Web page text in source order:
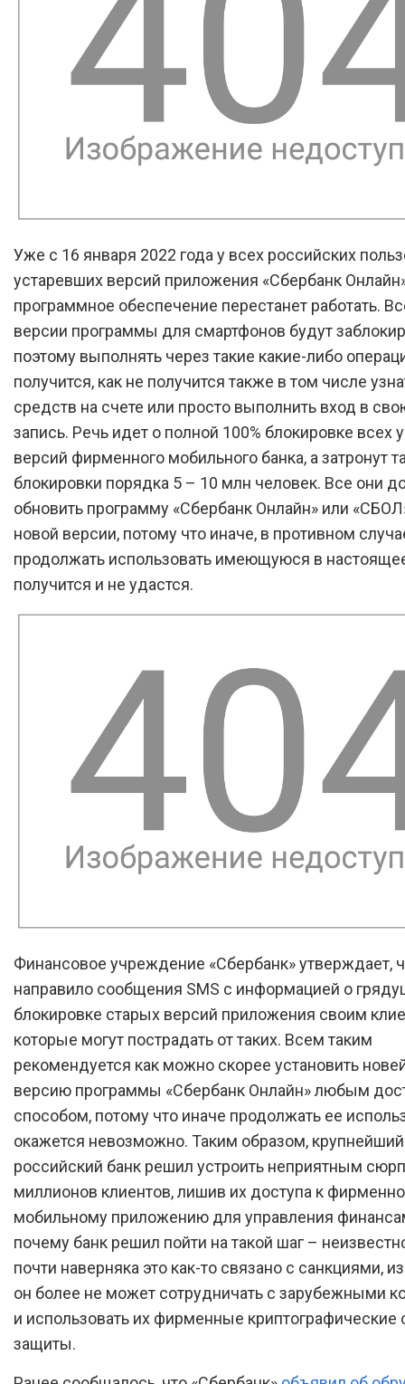
Уже с 16 января 2022 года у всех российских
устаревших версий приложения «Сбербанк
программное обеспечение перестанет работать.
версии программы для смартфонов будут
поэтому выполнять через такие какие-либо
получится, как не получится также в том числе
средств на счете или просто выполнить вход в
запись. Речь идет о полной 100% блокировке всех
версий фирменного мобильного банка, а затронут
блокировки порядка 5 – 10 млн человек. Все они
обновить программу «Сбербанк Онлайн» или
новой версии, потому что иначе, в противном
продолжать использовать имеющуюся в
получится и не удастся.
Финансовое учреждение «Сбербанк» утверждает,
направило сообщения SMS с информацией о
блокировке старых версий приложения своим
которые могут пострадать от таких. Всем таким
рекомендуется как можно скорее установить
версию программы «Сбербанк Онлайн» любым
способом, потому что иначе продолжать ее
окажется невозможно. Таким образом, крупнейший
российский банк решил устроить неприятным
миллионов клиентов, лишив их доступа к
мобильному приложению для управления
почему банк решил пойти на такой шаг –
почти наверняка это как-то связано с санкциями,
он более не может сотрудничать с зарубежными
и использовать их фирменные криптографические
защиты.